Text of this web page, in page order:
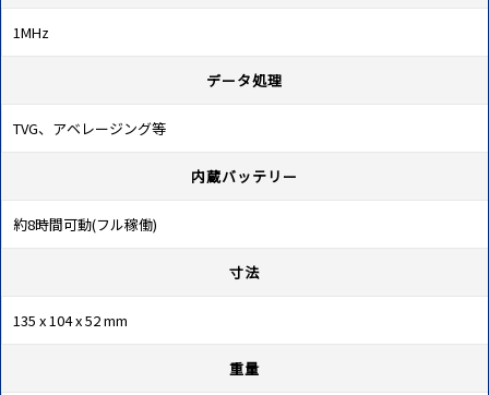
1MHz
データ処理
TVG、アベレージング等
内蔵バッテリー
約8時間可動(フル稼働)
寸法
135 x 104 x 52 mm
重量